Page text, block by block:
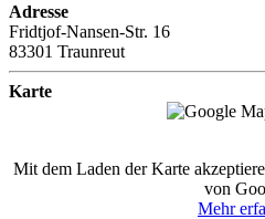
Adresse
Fridtjof-Nansen-Str. 16
83301 Traunreut
Karte
Mit dem Laden der Karte
von
Mehr